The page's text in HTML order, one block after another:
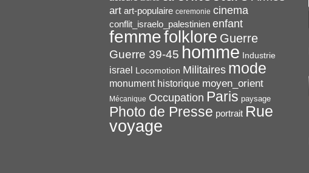
art art-populaire ceremonie cinema
conflit_israelo_palestinien enfant
femmefolklore Guerre
Guerre 39-45 homme Industrie
israel Locomotion Militaires mode
monument historique moyen_orient
Mécanique Occupation Paris paysage
Photo de Presse portrait Rue
voyage